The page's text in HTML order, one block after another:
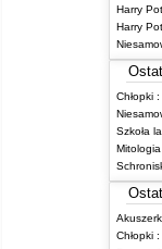
Harry
Harry
Chłopki
Szkoła
Chłopki